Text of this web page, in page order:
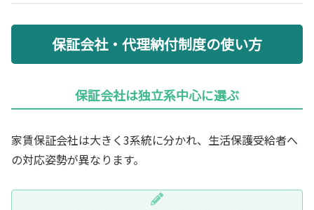
保証会社・代理納付制度の使い方
保証会社は独立系中心に選ぶ
家賃保証会社は大きく3系統に分かれ、生活保護受給者へ
の対応姿勢が異なります。